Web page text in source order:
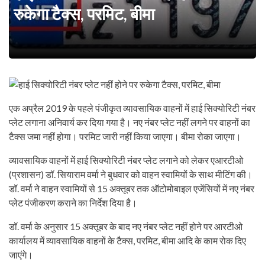
रुकेगा टैक्स, परमिट, बीमा
एक अप्रैल 2019 के पहले पंजीकृत व्यावसायिक वाहनों में हाई सिक्योरिटी नंबर
प्लेट लगाना अनिवार्य कर दिया गया है। नए नंबर प्लेट नहीं लगने पर वाहनों का
टैक्स जमा नहीं होगा। परमिट जारी नहीं किया जाएगा। बीमा रोका जाएगा।
व्यावसायिक वाहनों में हाई सिक्योरिटी नंबर प्लेट लगाने को लेकर एआरटीओ
(प्रशासन) डॉ. सियाराम वर्मा ने बुधवार को वाहन स्वामियों के साथ मीटिंग की।
डॉ. वर्मा ने वाहन स्वामियों से 15 अक्तूबर तक ऑटोमोबाइल एजेंसियों में नए नंबर
प्लेट पंजीकरण कराने का निर्देश दिया है।
डॉ. वर्मा के अनुसार 15 अक्तूबर के बाद नए नंबर प्लेट नहीं होने पर आरटीओ
कार्यालय में व्यावसायिक वाहनों के टैक्स, परमिट, बीमा आदि के काम रोक दिए
जाएंगे।